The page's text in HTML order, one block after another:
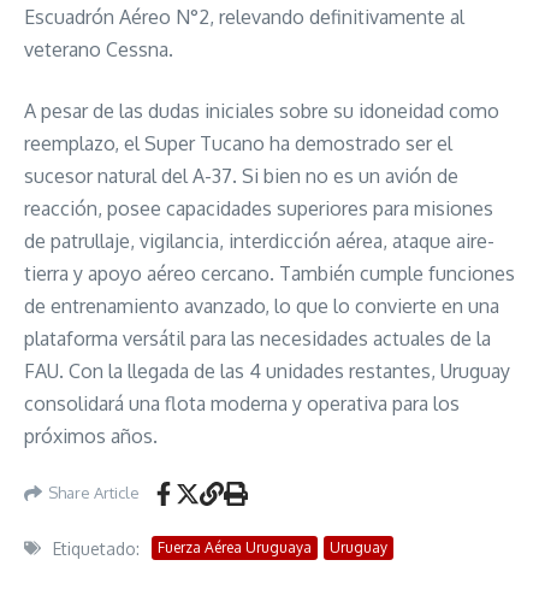
Escuadrón Aéreo N°2, relevando definitivamente al
veterano Cessna.
A pesar de las dudas iniciales sobre su idoneidad como
reemplazo, el Super Tucano ha demostrado ser el
sucesor natural del A-37. Si bien no es un avión de
reacción, posee capacidades superiores para misiones
de patrullaje, vigilancia, interdicción aérea, ataque aire-
tierra y apoyo aéreo cercano. También cumple funciones
de entrenamiento avanzado, lo que lo convierte en una
plataforma versátil para las necesidades actuales de la
FAU. Con la llegada de las 4 unidades restantes, Uruguay
consolidará una flota moderna y operativa para los
próximos años.
Share Article
Etiquetado: Fuerza Aérea Uruguaya Uruguay